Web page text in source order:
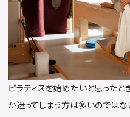
ピラティスを始めたいと思ったと
か迷ってしまう方は多いのではな